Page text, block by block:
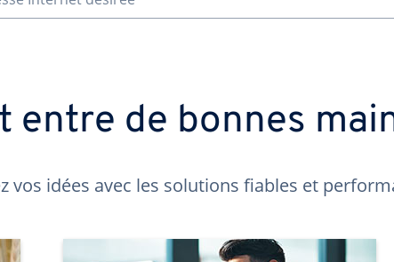
entre de bonnes
vos idées avec les solutions fiables et